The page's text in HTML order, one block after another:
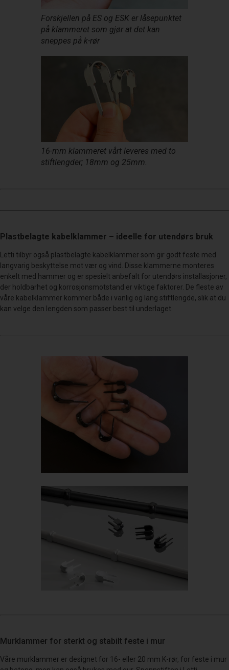
Forskjellen på ES og ESK er låsepunktet
på klammeret som gjør at det kan
sneppes på k-rør
16-mm klammeret vårt leveres med to
stiftlengder; 18mm og 25mm.
Plastbelagte kabelklammer – ideelle for utendørs bruk
Letti tilbyr også plastbelagte kabelklammer som gir godt feste med
langvarig beskyttelse mot vær og vind. Disse klammerne monteres
enkelt med hammer og er spesielt anbefalt for utendørs installasjoner,
der holdbarhet og korrosjonsmotstand er viktige faktorer. De fleste av
våre kabelklammer kommer både i vanlig og lang stiftlengde, slik at du
kan velge den lengden som passer best til underlaget.
Murklammer for sterkt og stabilt feste i mur
Våre murklammer er designet for 16- eller 20 mm K-rør, for feste i mur